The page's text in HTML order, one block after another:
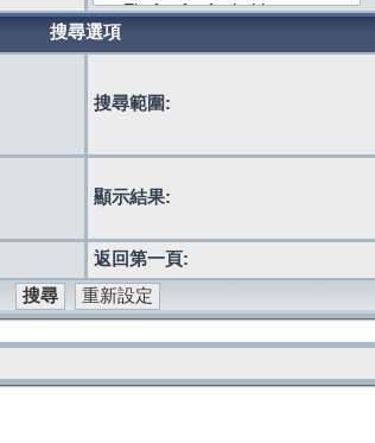
搜尋選項
搜尋範圍:
顯示結果:
返回第一頁: